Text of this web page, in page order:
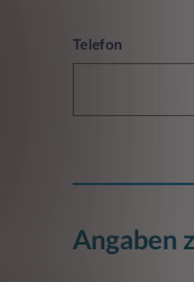
Telefon
Angaben